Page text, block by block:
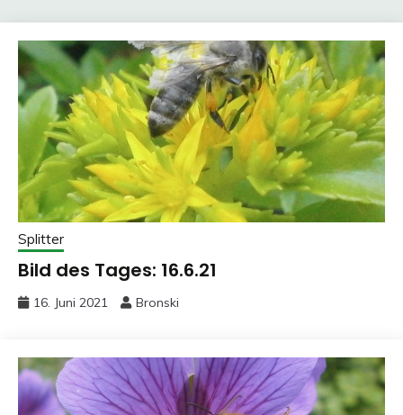
Splitter
Bild des Tages: 16.6.21
16. Juni 2021 Bronski